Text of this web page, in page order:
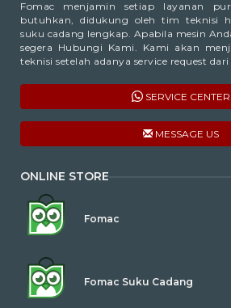
Fomac menjamin setiap layanan
butuhkan, didukung oleh tim teknisi
suku cadang lengkap. Apabila mesin
segera Hubungi Kami. Kami akan
teknisi setelah adanya service request dari
SERVICE CENTER
MESSAGE US
ONLINE STORE
Fomac
Fomac Suku Cadang